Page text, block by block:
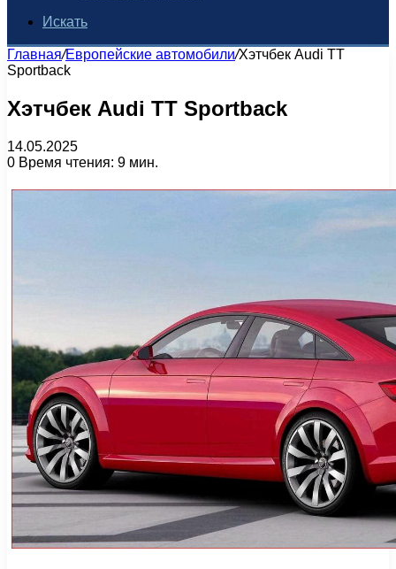
Искать
Главная/Европейские автомобили/Хэтчбек Audi TT
Sportback
Хэтчбек Audi TT Sportback
14.05.2025
0 Время чтения: 9 мин.